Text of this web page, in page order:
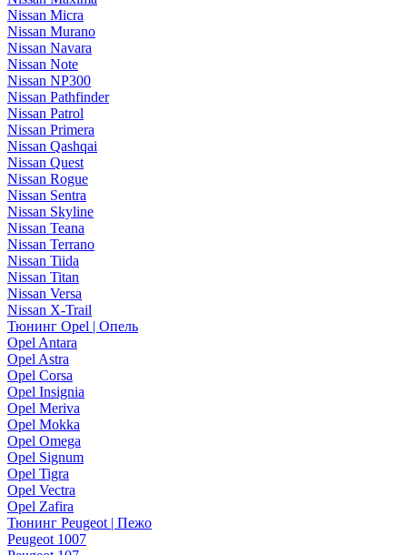
Nissan Micra
Nissan Murano
Nissan Navara
Nissan Note
Nissan NP300
Nissan Pathfinder
Nissan Patrol
Nissan Primera
Nissan Qashqai
Nissan Quest
Nissan Rogue
Nissan Sentra
Nissan Skyline
Nissan Teana
Nissan Terrano
Nissan Tiida
Nissan Titan
Nissan Versa
Nissan X-Trail
Тюнинг Opel | Опель
Opel Antara
Opel Astra
Opel Corsa
Opel Insignia
Opel Meriva
Opel Mokka
Opel Omega
Opel Signum
Opel Tigra
Opel Vectra
Opel Zafira
Тюнинг Peugeot | Пежо
Peugeot 1007